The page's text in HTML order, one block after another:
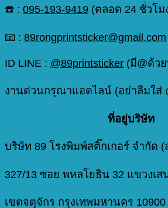
☎️ : 095-193-9419 (ตลอด 24 ชั่วโม
📧 : 89rongprintsticker@gmail.com
ID LINE : @89printsticker (มี@ด้ว
งานด่วนกรุณาแอดไลน์ (อย่าลืมใส่
ที่อยู่บริษัท
บริษัท 89 โรงพิมพ์สติ๊กเกอร์ จำกัด
327/13 ซอย พหลโยธิน 32 แขวงเ
เขตจตุจักร กรุงเทพมหานคร 10900